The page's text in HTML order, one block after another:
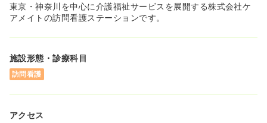
東京・神奈川を中心に介護福祉サービスを展開する株式会社ケ
アメイトの訪問看護ステーションです。
施設形態・診療科目
訪問看護
アクセス